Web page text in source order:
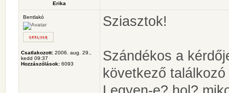
Erika
Bentlakó
Csatlakozott: 2006. aug. 29.,
kedd 09:37
Hozzászólások: 6093
Sziasztok!
Szándékos a
következő